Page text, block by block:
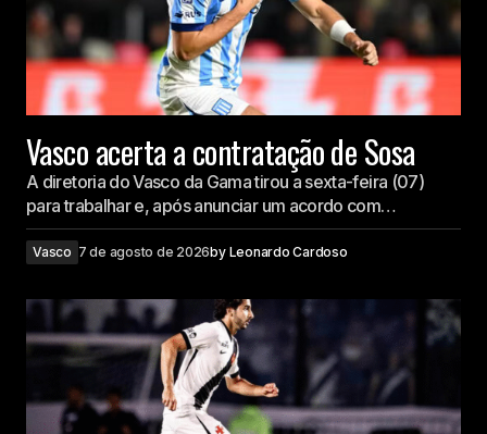
Vasco acerta a contratação de Sosa
A diretoria do Vasco da Gama tirou a sexta-feira (07)
para trabalhar e, após anunciar um acordo com…
Vasco 7 de agosto de 2026by Leonardo Cardoso